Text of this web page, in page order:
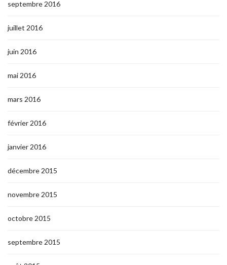
septembre 2016
juillet 2016
juin 2016
mai 2016
mars 2016
février 2016
janvier 2016
décembre 2015
novembre 2015
octobre 2015
septembre 2015